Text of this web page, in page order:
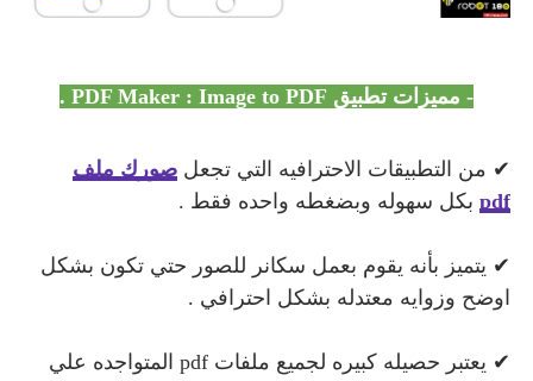
- مميزاتتطبيق PDF Maker : Image to PDF .
✔ من التطبيقات الاحترافيه التي تجعل صورك ملف
pdfبكل سهوله وبضغطه واحده فقط .
✔ يتميز بأنه يقوم بعمل سكانر للصور حتي تكون بشكل
اوضح وزوايه معتدله بشكل احترافي .
✔ يعتبر حصيله كبيره لجميع ملفات pdf المتواجده علي